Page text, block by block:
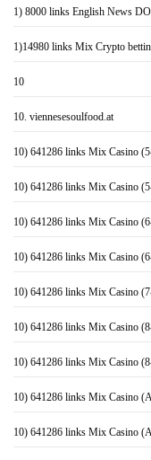
1) 8000 links English News
1)14980 links Mix Crypto
10
10. viennesesoulfood.at
10) 641286 links Mix Casino
10) 641286 links Mix Casino
10) 641286 links Mix Casino
10) 641286 links Mix Casino
10) 641286 links Mix Casino
10) 641286 links Mix Casino
10) 641286 links Mix Casino
10) 641286 links Mix Casino
10) 641286 links Mix Casino